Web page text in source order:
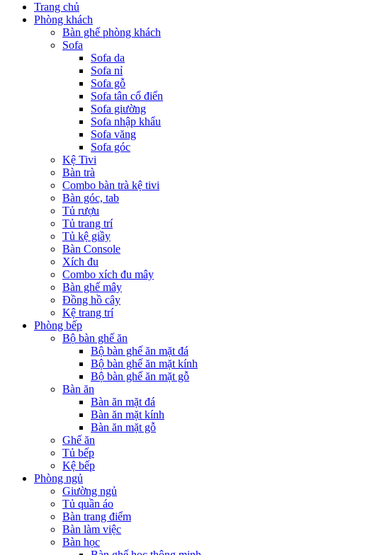
Trang chủ
Phòng khách
Bàn ghế phòng khách
Sofa
Sofa da
Sofa nỉ
Sofa gỗ
Sofa tân cổ điển
Sofa giường
Sofa nhập khẩu
Sofa văng
Sofa góc
Kệ Tivi
Bàn trà
Combo bàn trà kệ tivi
Bàn góc, tab
Tủ rượu
Tủ trang trí
Tủ kệ giầy
Bàn Console
Xích đu
Combo xích đu mây
Bàn ghế mây
Đồng hồ cây
Kệ trang trí
Phòng bếp
Bộ bàn ghế ăn
Bộ bàn ghế ăn mặt đá
Bộ bàn ghế ăn mặt kính
Bộ bàn ghế ăn mặt gỗ
Bàn ăn
Bàn ăn mặt đá
Bàn ăn mặt kính
Bàn ăn mặt gỗ
Ghế ăn
Tủ bếp
Kệ bếp
Phòng ngủ
Giường ngủ
Tủ quần áo
Bàn trang điểm
Bàn làm việc
Bàn học